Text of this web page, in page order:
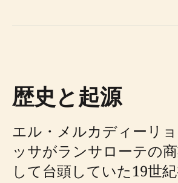
歴史と起源
エル・メルカディーリ
ッサがランサローテの
して台頭していた19世